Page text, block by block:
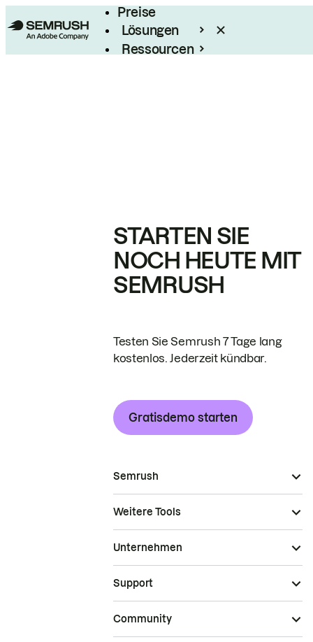
Preise
Lösungen
Ressourcen
STARTEN SIE
NOCH HEUTE MIT
SEMRUSH
Testen Sie Semrush 7 Tage lang
kostenlos. Jederzeit kündbar.
Gratisdemo starten
Semrush
Weitere Tools
Unternehmen
Support
Community